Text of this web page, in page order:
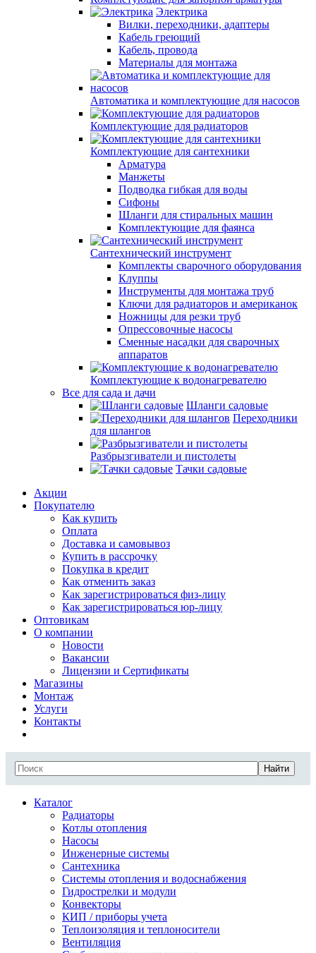
Электрика
Вилки, переходники, адаптеры
Кабель греющий
Кабель, провода
Материалы для монтажа
Автоматика и комплектующие для насосов
Комплектующие для радиаторов
Комплектующие для сантехники
Арматура
Манжеты
Подводка гибкая для воды
Сифоны
Шланги для стиральных машин
Комплектующие для фаянса
Сантехнический инструмент
Комплекты сварочного оборудования
Клуппы
Инструменты для монтажа труб
Ключи для радиаторов и американок
Ножницы для резки труб
Опрессовочные насосы
Сменные насадки для сварочных
аппаратов
Комплектующие к водонагревателю
Все для сада и дачи
Шланги садовые
Переходники
для шлангов
Разбрызгиватели и пистолеты
Тачки садовые
Акции
Покупателю
Как купить
Оплата
Доставка и самовывоз
Купить в рассрочку
Покупка в кредит
Как отменить заказ
Как зарегистрироваться физ-лицу
Как зарегистрироваться юр-лицу
Оптовикам
О компании
Новости
Вакансии
Лицензии и Сертификаты
Магазины
Монтаж
Услуги
Контакты
Найти
Каталог
Радиаторы
Котлы отопления
Насосы
Инженерные системы
Сантехника
Системы отопления и водоснабжения
Гидрострелки и модули
Конвекторы
КИП / приборы учета
Теплоизоляция и теплоносители
Вентиляция